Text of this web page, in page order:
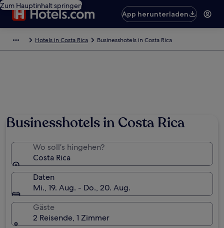
Zum Hauptinhalt springen
App herunterladen
Hotels in Costa Rica Businesshotels in Costa Rica
Businesshotels in Costa Rica
Wo soll’s hingehen?
Costa Rica
Daten
Mi., 19. Aug. - Do., 20. Aug.
Gäste
2 Reisende, 1 Zimmer